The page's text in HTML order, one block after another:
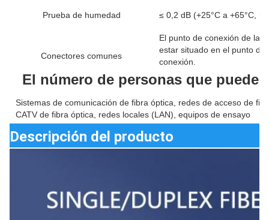
Prueba de humedad ≤ 0,2 dB (+25°C a +65°C,
Conectores comunes
El punto de conexión de la
estar situado en el punto
conexión.
El número de personas que
Sistemas de comunicación de fibra óptica, redes de acceso de
CATV de fibra óptica, redes locales (LAN), equipos de ensayo
Descripción del producto